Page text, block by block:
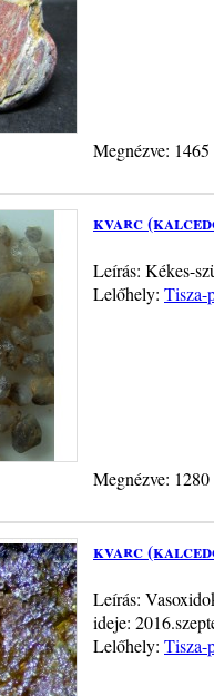
Megnézve:
kvarc
Leírás: Kékes-
Lelőhely: Tisza-
Megnézve:
kvarc
Leírás:
ideje:
Lelőhely: Tisza-